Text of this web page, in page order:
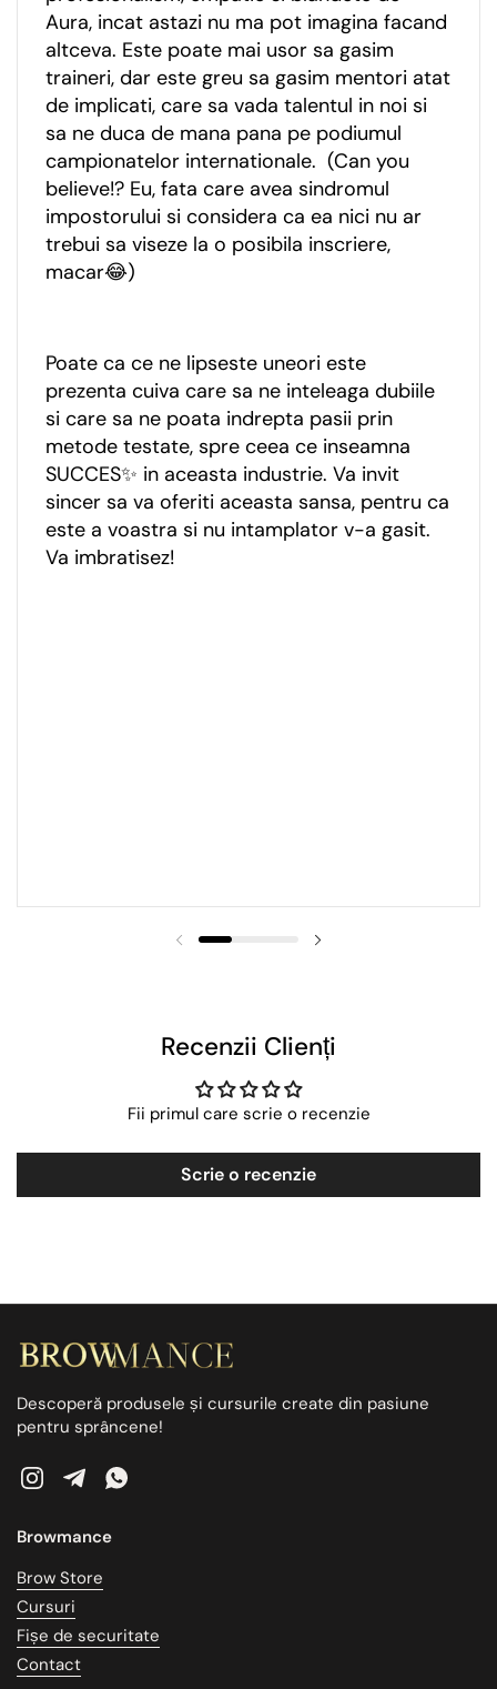
Aura, incat astazi nu ma pot imagina facand
altceva. Este poate mai usor sa gasim
traineri, dar este greu sa gasim mentori atat
de implicati, care sa vada talentul in noi si
sa ne duca de mana pana pe podiumul
campionatelor internationale. (Can you
believe!? Eu, fata care avea sindromul
impostorului si considera ca ea nici nu ar
trebui sa viseze la o posibila inscriere,
macar😂)
Poate ca ce ne lipseste uneori este
prezenta cuiva care sa ne inteleaga dubiile
si care sa ne poata indrepta pasii prin
metode testate, spre ceea ce inseamna
SUCCES✨ in aceasta industrie. Va invit
sincer sa va oferiti aceasta sansa, pentru ca
este a voastra si nu intamplator v-a gasit.
Va imbratisez!
Recenzii Clienți
Fii primul care scrie o recenzie
Scrie o recenzie
Descoperă produsele și cursurile create din pasiune
pentru sprâncene!
Instagram
TelegramWhatsApp
Browmance
Brow Store
Cursuri
Fișe de securitate
Contact